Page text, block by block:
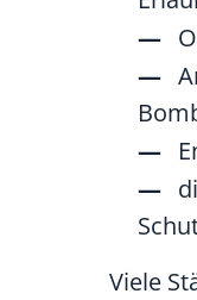
Viele